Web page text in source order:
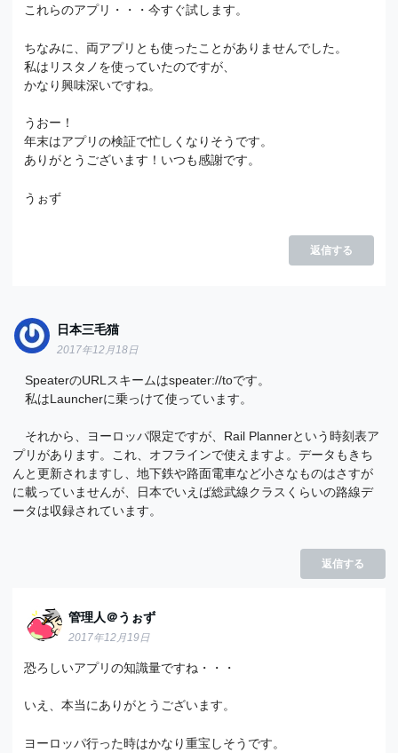
これらのアプリ・・・今すぐ試します。
ちなみに、両アプリとも使ったことがありませんでした。
私はリスタノを使っていたのですが、
かなり興味深いですね。
うおー！
年末はアプリの検証で忙しくなりそうです。
ありがとうございます！いつも感謝です。
うぉず
返信する
日本三毛猫
2017年12月18日
SpeaterのURLスキームはspeater://toです。
私はLauncherに乗っけて使っています。
それから、ヨーロッパ限定ですが、Rail Plannerという時刻表ア
プリがあります。これ、オフラインで使えますよ。データもきち
んと更新されますし、地下鉄や路面電車など小さなものはさすが
に載っていませんが、日本でいえば総武線クラスくらいの路線デ
ータは収録されています。
返信する
管理人＠うぉず
2017年12月19日
恐ろしいアプリの知識量ですね・・・
いえ、本当にありがとうございます。
ヨーロッパ行った時はかなり重宝しそうです。